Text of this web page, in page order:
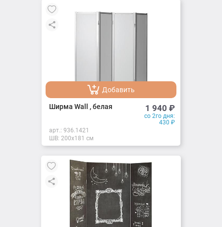
Добавить
Добавлено
Ширма Wall , белая 1 940 ₽
со 2го дня:
430 ₽
арт.: 936.1421
ШВ: 200х181 см